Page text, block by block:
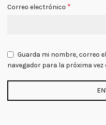
Correo electrónico *
Guarda mi nombre, correo
navegador para la próxima vez